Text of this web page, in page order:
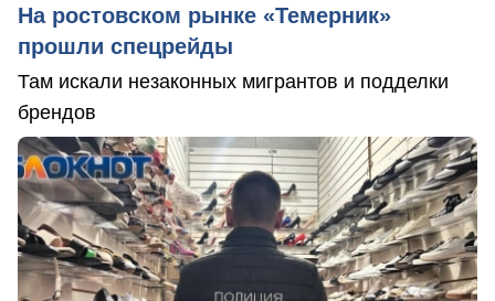
На ростовском рынке «Темерник»
прошли спецрейды
Там искали незаконных мигрантов и подделки
брендов